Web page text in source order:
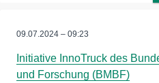
09.07.2024 – 09:23
Initiative InnoTruck des
und Forschung (BMBF)